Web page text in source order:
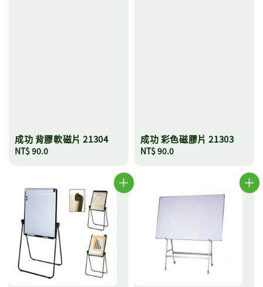
成功 背膠軟磁片 21304
Regular
NT$ 90.0
成功 彩色磁膠片 21303
Regular
NT$ 90.0